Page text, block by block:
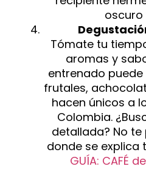
oscuro
Tómate tu
aromas y
entrenado
frutales,
hacen únicos a
Colombia.
detallada? No
donde se explica
GUÍA: CAFÉ